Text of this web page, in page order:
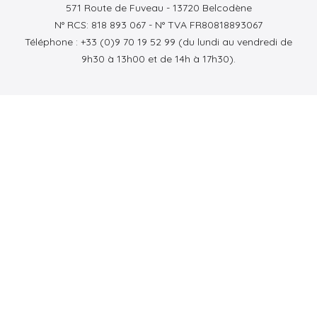
571 Route de Fuveau - 13720 Belcodène
N° RCS: 818 893 067 - N° TVA FR80818893067
Téléphone : +33 (0)9 70 19 52 99 (du lundi au vendredi de
9h30 à 13h00 et de 14h à 17h30).